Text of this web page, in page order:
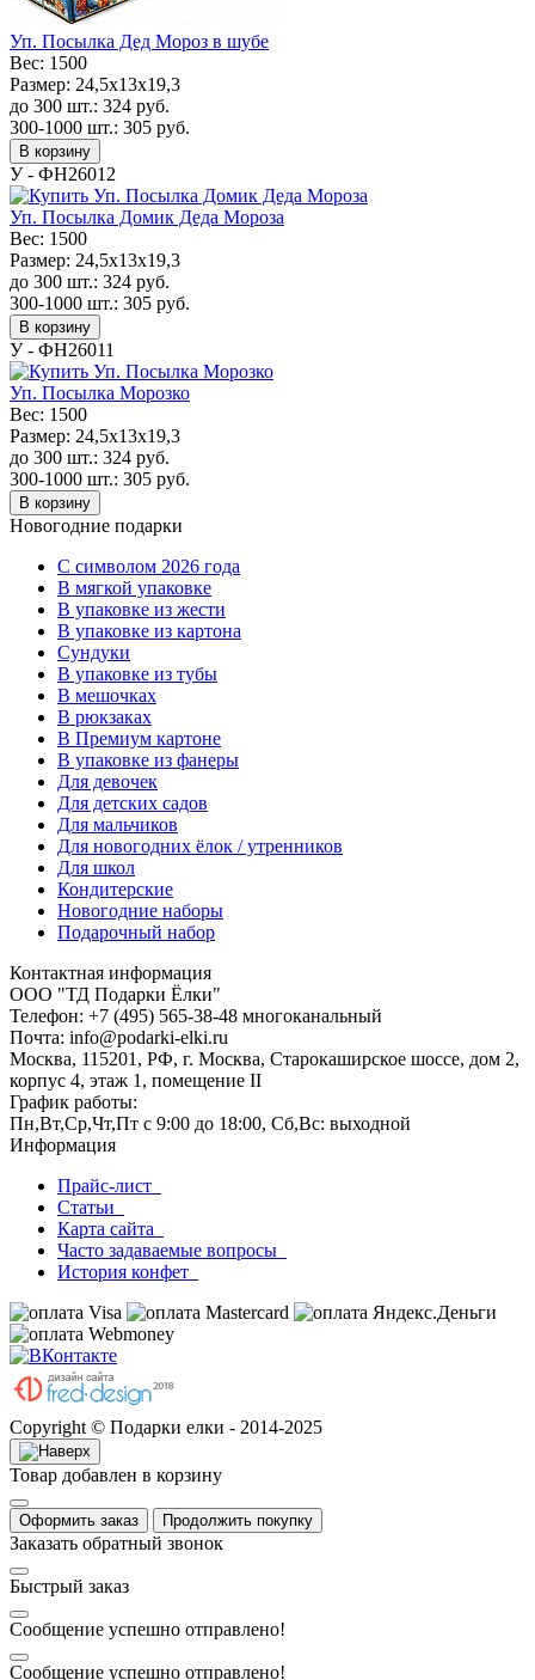
Уп. Посылка Дед Мороз в шубе
Вес: 1500
Размер: 24,5x13x19,3
до 300 шт.: 324 руб.
300-1000 шт.: 305 руб.
В корзину
У - ФН26012
Уп. Посылка Домик Деда Мороза
Вес: 1500
Размер: 24,5x13x19,3
до 300 шт.: 324 руб.
300-1000 шт.: 305 руб.
В корзину
У - ФН26011
Уп. Посылка Морозко
Вес: 1500
Размер: 24,5x13x19,3
до 300 шт.: 324 руб.
300-1000 шт.: 305 руб.
В корзину
Новогодние подарки
C символом 2026 года
В мягкой упаковке
В упаковке из жести
В упаковке из картона
Сундуки
В упаковке из тубы
В мешочках
В рюкзаках
В Премиум картоне
В упаковке из фанеры
Для девочек
Для детских садов
Для мальчиков
Для новогодних ёлок / утренников
Для школ
Кондитерские
Новогодние наборы
Подарочный набор
Контактная информация
ООО "ТД Подарки Ёлки"
Телефон: +7 (495) 565-38-48 многоканальный
Почта: info@podarki-elki.ru
Москва, 115201, РФ, г. Москва, Старокаширское шоссе, дом 2,
корпус 4, этаж 1, помещение II
График работы:
Пн,Вт,Ср,Чт,Пт с 9:00 до 18:00, Сб,Вс: выходной
Информация
Прайс-лист
Статьи
Карта сайта
Часто задаваемые вопросы
История конфет
Copyright © Подарки елки - 2014-2025
Товар добавлен в корзину
Оформить заказ Продолжить покупку
Заказать обратный звонок
Быстрый заказ
Сообщение успешно отправлено!
Сообщение успешно отправлено!